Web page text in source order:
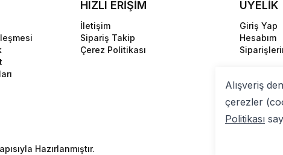
Alışveriş
çerezler
Politikası
HIZLI ERİŞİM
İletişim
Sipariş Takip
Çerez Politikası
ÜYELİK
Giriş Yap
Hesabım
Hazırlanmıştır.